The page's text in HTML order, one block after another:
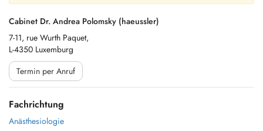
Cabinet Dr. Andrea Polomsky (haeussler)
7-11, rue Wurth Paquet,
L-4350 Luxemburg
Termin per Anruf
Fachrichtung
Anästhesiologie